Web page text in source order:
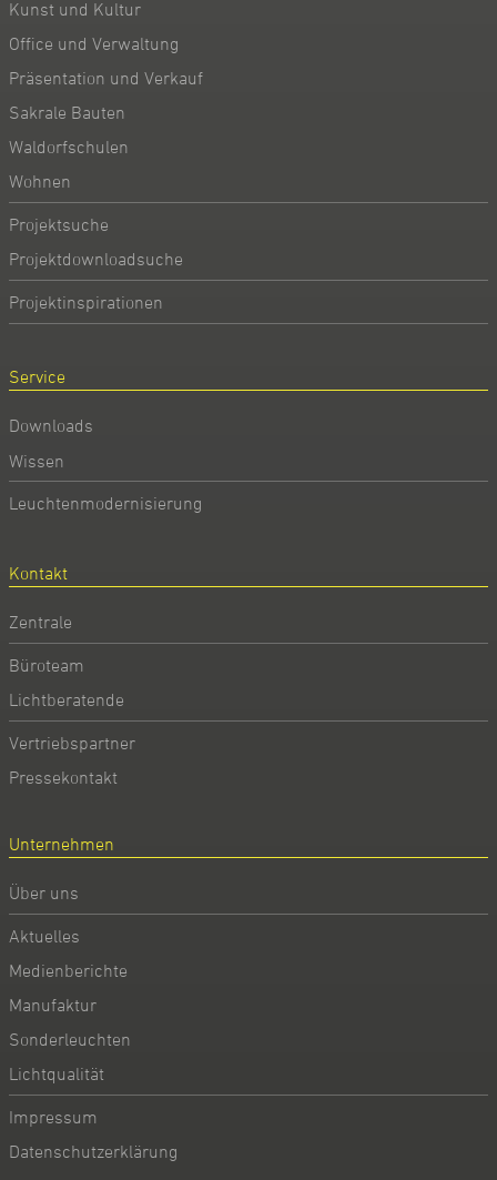
Kunst und Kultur
Office und Verwaltung
Präsentation und Verkauf
Sakrale Bauten
Waldorfschulen
Wohnen
Projektsuche
Projektdownloadsuche
Projektinspirationen
Service
Downloads
Wissen
Leuchtenmodernisierung
Kontakt
Zentrale
Büroteam
Lichtberatende
Vertriebspartner
Pressekontakt
Unternehmen
Über uns
Aktuelles
Medienberichte
Manufaktur
Sonderleuchten
Lichtqualität
Impressum
Datenschutzerklärung